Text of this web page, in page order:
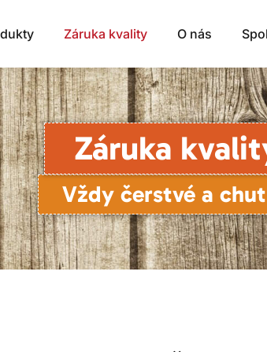
Záruka kvality O nás
Záruka
Vždy čerstvé a